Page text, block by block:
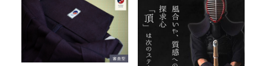
■仕様
ファスナー部分にはYKK製
を使用しております。
税ということもあり、高品
質低価格をできるだけ再現
しております。特に籠手は
使いやすいと評判です。